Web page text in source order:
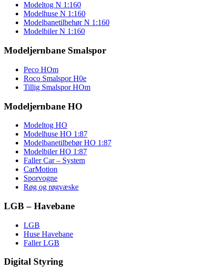
Modeltog N 1:160
Modelhuse N 1:160
Modelbanetilbehør N 1:160
Modelbiler N 1:160
Modeljernbane Smalspor
Peco HOm
Roco Smalspor H0e
Tillig Smalspor HOm
Modeljernbane HO
Modeltog HO
Modelhuse HO 1:87
Modelbanetilbebør HO 1:87
Modelbiler HO 1:87
Faller Car – System
CarMotion
Sporvogne
Røg og røgvæske
LGB – Havebane
LGB
Huse Havebane
Faller LGB
Digital Styring